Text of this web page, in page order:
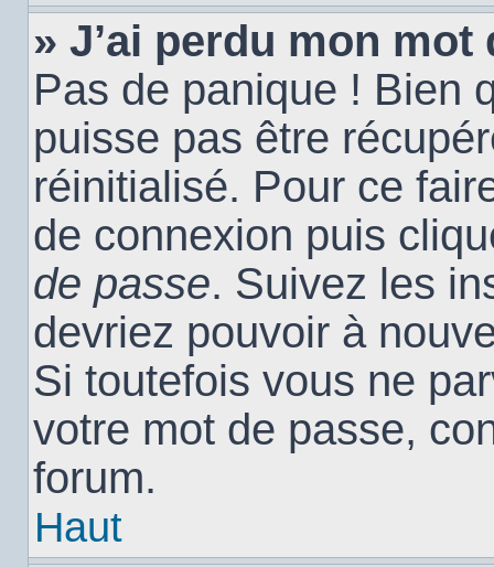
» J’ai perdu mon mot
Pas de panique ! Bien
puisse pas être
réinitialisé. Pour ce
de connexion puis
de passe. Suivez les
devriez pouvoir à
Si toutefois vous ne
votre mot de passe,
forum.
Haut